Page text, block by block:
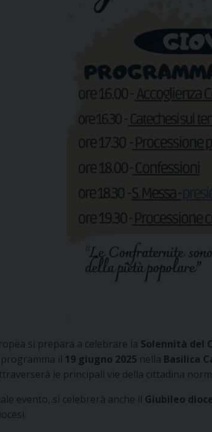
si prepara a celebrare la Solennità del
il 19 giugno 2025 nella Basilica
le principali vie della cittadina
evento, si celebrerà anche il Giubileo